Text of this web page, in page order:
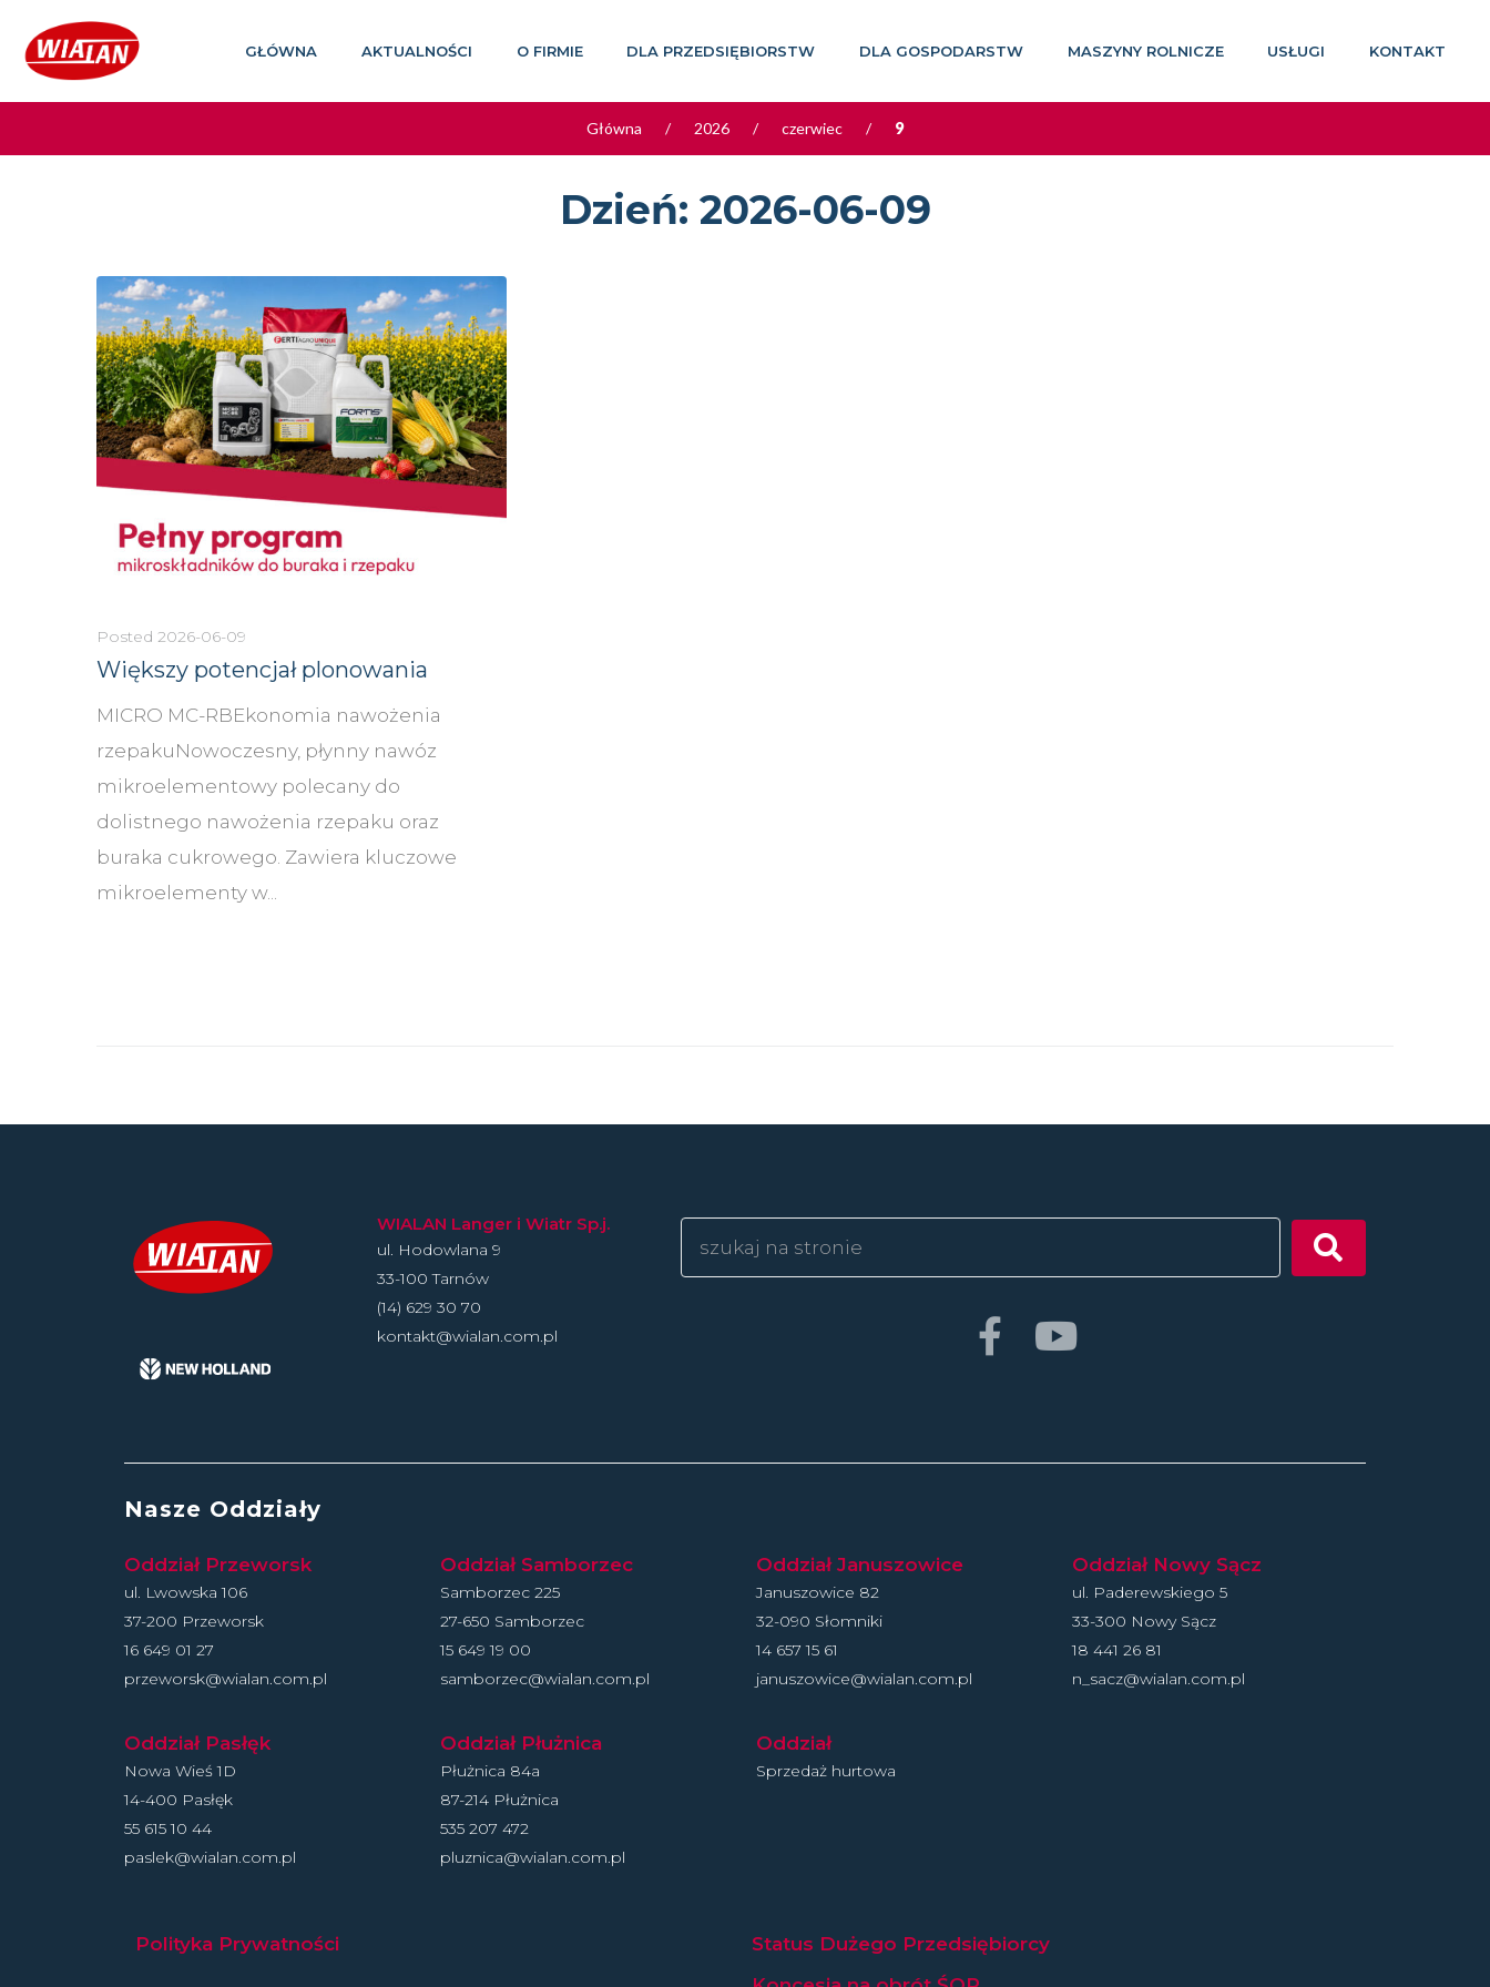
GŁÓWNA AKTUALNOŚCI O FIRMIE DLA PRZEDSIĘBIORSTW DLA GOSPODARSTW MASZYNY ROLNICZE USŁUGI KONTAKT
Główna / 2026 / czerwiec / 9
Dzień: 2026-06-09
Posted 2026-06-09
Większy potencjał plonowania
MICRO MC-RBEkonomia nawożenia
rzepakuNowoczesny, płynny nawóz
mikroelementowy polecany do
dolistnego nawożenia rzepaku oraz
buraka cukrowego. Zawiera kluczowe
mikroelementy w...
WIALAN Langer i Wiatr Sp.j.
ul. Hodowlan­a 9
33-100 Tarnów
(14) 629 30 70
kontakt@wialan.com.pl
Nasze Oddziały
Oddział Przeworsk
ul. Lwowska 106
37-200 Przeworsk
16 649 01 27
przeworsk@wialan.com.pl
Oddział Samborzec
Samborzec 225
27-650 Samborzec
15 649 19 00
samborzec@wialan.com.pl
Oddział Januszowice
Januszowice 82
32-090 Słomniki
14 657 15 61
januszowice@wialan.com.pl
Oddział Nowy Sącz
ul. Paderewskiego 5
33-300 Nowy Sącz
18 441 26 81
n_sacz@wialan.com.pl
Oddział Pasłęk
Nowa Wieś 1D
14-400 Pasłęk
55 615 10 44
paslek@wialan.com.pl
Oddział Płużnica
Płużnica 84a
87-214 Płużnica
535 207 472
pluznica@wialan.com.pl
Oddział
Sprzedaż hurtowa
Polityka Prywatności
Status Dużego Przedsiębiorcy